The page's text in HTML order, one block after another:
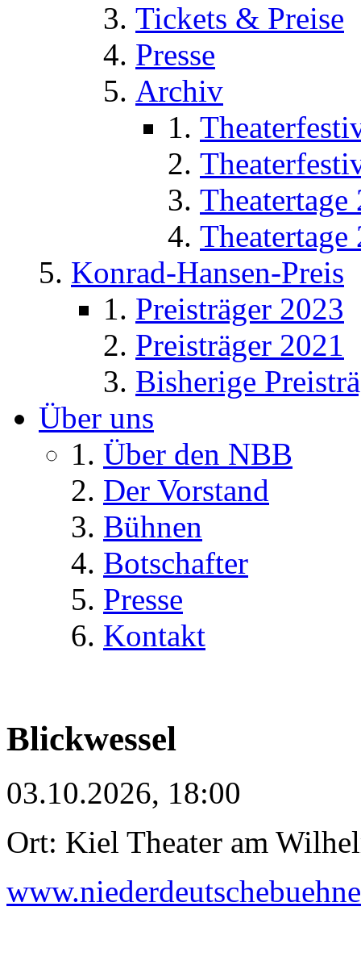
Tickets & Preise
Presse
Archiv
Theatertage
Theatertage
Konrad-Hansen-Preis
Preisträger 2023
Preisträger 2021
Bisherige
Über uns
Über den NBB
Der Vorstand
Bühnen
Botschafter
Presse
Kontakt
Blickwessel
03.10.2026, 18:00
Ort: Kiel Theater am